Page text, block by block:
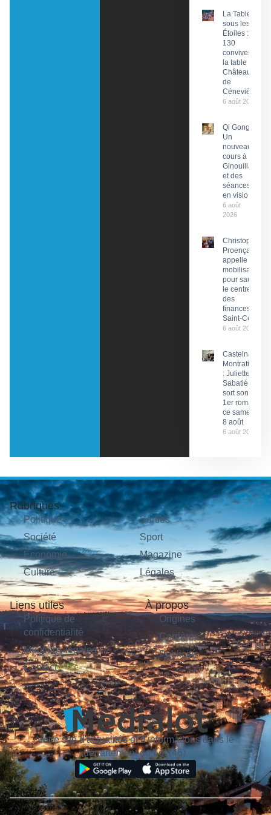
La Tablée
sous les
Étoiles :
130
convives à
la table du
Château
de
Cénevières
6 août 2026
Qi Gong :
Un
nouveau
cours à
Ginouillac
et des
séances
en visio
6 août
2026
Christophe
Proença
appelle à la
mobilisation
pour sauver
le centre
des
finances de
Saint-Céré
6 août 2026
Castelnau-
Montratier
: Juliette
Sabatié
sort son
1er roman
ce samedi
8 août
6 août 2026
Rubriques
Politique
Société
Économie
Culture
Sorties
Sport
Magazine
Légales
Liens utiles
Politique de
confidentialité
Mentions légales
Contact
À propos
Origines
Carrières
Publicité
Votre site d'actualités et d'informations dans le
département du Lot (46).